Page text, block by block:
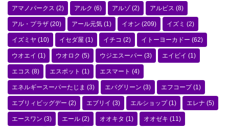
アマノパークス (2) アルク (6) アルゾ(2) アルビス (8)
アル・プラザ (20) アール元気 (1) イオン (209) イズミ (2)
イズミヤ (10) イセダ屋 (1) イチコ (2) イトーヨーカドー (62)
ウオエイ (1) ウオロク (5) ウジエスーパー (3) エイビイ (1)
エコス (8) エスポット (1) エスマート (4)
エネルギースーパーたじま (3) エバグリーン (3) エフコープ(1)
エブリィビッグデー (2) エブリイ (3) エルショップ(1) エレナ (5)
エースワン (3) エール (2) オオキタ (1) オオゼキ (11)